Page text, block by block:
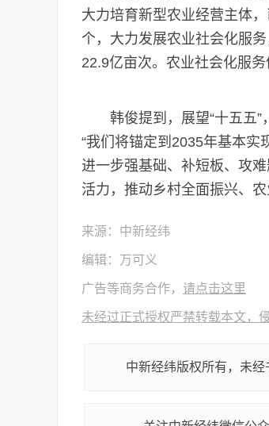
大力培育新型农业经营主体
个，大力发展农业社会化服
22.9亿亩次。农业社会化服
韩俊提到，展望“十五五”
“我们将锚定到2035年基本实
进一步强基础、补短板、攻
活力，推动乡村全面振兴、
来源：中新经纬
编辑：万可义
广告等商务合作， 请点击这里
未经过正式授权严禁转载本文，
中新经纬版权所有，未